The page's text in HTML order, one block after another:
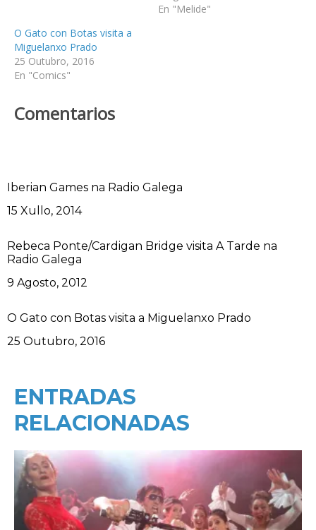
En "Melide"
O Gato con Botas visita a
Miguelanxo Prado
25 Outubro, 2016
En "Comics"
Comentarios
Iberian Games na Radio Galega
Data
15 Xullo, 2014
Rebeca Ponte/Cardigan Bridge visita A Tarde na
Radio Galega
Data
9 Agosto, 2012
O Gato con Botas visita a Miguelanxo Prado
Data
25 Outubro, 2016
ENTRADAS
RELACIONADAS